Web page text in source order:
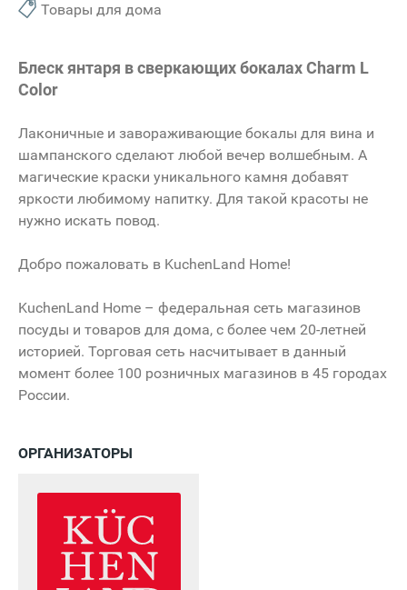
Товары для дома
Блеск янтаря в сверкающих бокалах Charm L
Color
Лаконичные и завораживающие бокалы для вина и
шампанского сделают любой вечер волшебным. А
магические краски уникального камня добавят
яркости любимому напитку. Для такой красоты не
нужно искать повод.
Добро пожаловать в KuchenLand Home!
KuchenLand Home – федеральная сеть магазинов
посуды и товаров для дома, с более чем 20-летней
историей. Торговая сеть насчитывает в данный
момент более 100 розничных магазинов в 45 городах
России.
ОРГАНИЗАТОРЫ